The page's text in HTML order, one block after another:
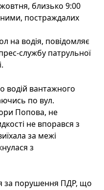
близько 9:00
постраждалих
на водія, повідомляє
службу патрульної
водій вантажного
по вул.
Попова, не
не впорався з
за межі
з
за порушення ПДР, що